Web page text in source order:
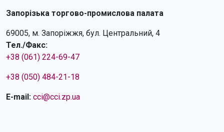
Запорізька торгово-промислова палата
69005, м. Запоріжжя, бул. Центральний, 4
Тел./Факс:
+38 (061) 224-69-47
+38 (050) 484-21-18
E-mail: cci@cci.zp.ua